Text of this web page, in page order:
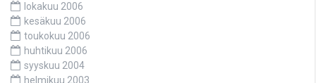
lokakuu 2006
kesäkuu 2006
toukokuu 2006
huhtikuu 2006
syyskuu 2004
helmikuu 2003